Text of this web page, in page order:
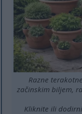
Razne
začinskim biljem,
Kliknite ili